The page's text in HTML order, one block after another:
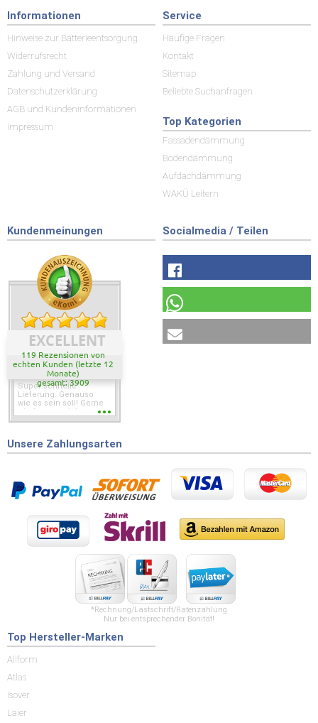
Informationen
Hinweise zur Batterieentsorgung
Widerrufsrecht
Zahlung und Versand
Datenschutzerklärung
AGB und Kundeninformationen
Impressum
Service
Häufige Fragen
Kontakt
Sitemap
Beliebte Suchanfragen
Top Kategorien
Fassadendämmung
Bodendämmung
Aufdachdämmung
WAKÜ Leitern
Kundenmeinungen
EXCELLENT
119 Rezensionen von
echten Kunden (letzte 12
Monate)
gesamt: 3909
Super schnelle
Lieferung. Genauso
wie es sein soll! Gerne
wieder wenn ich was
Socialmedia / Teilen
Unsere Zahlungsarten
*Rechnung/Lastschrift/Ratenzahlung
Nur bei entsprechender Bonität!
Top Hersteller-Marken
Allform
Atlas
Isover
Laier